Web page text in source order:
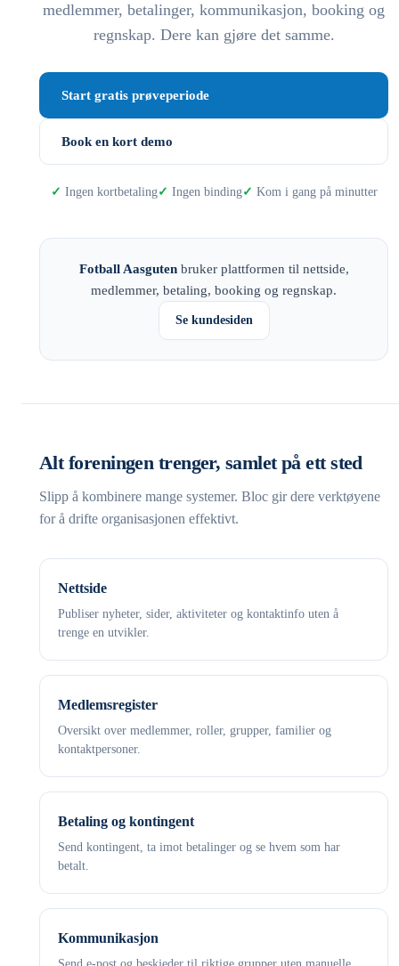
medlemmer, betalinger, kommunikasjon, booking og
regnskap. Dere kan gjøre det samme.
Start gratis prøveperiode
Book en kort demo
Ingen kortbetaling Ingen binding Kom i gang på minutter
Fotball Aasgutenbruker plattformen til nettside,
medlemmer, betaling, booking og regnskap.
Se kundesiden
Alt foreningen trenger, samlet på ett sted
Slipp å kombinere mange systemer. Bloc gir dere verktøyene
for å drifte organisasjonen effektivt.
Nettside
Publiser nyheter, sider, aktiviteter og kontaktinfo uten å
trenge en utvikler.
Medlemsregister
Oversikt over medlemmer, roller, grupper, familier og
kontaktpersoner.
Betaling og kontingent
Send kontingent, ta imot betalinger og se hvem som har
betalt.
Kommunikasjon